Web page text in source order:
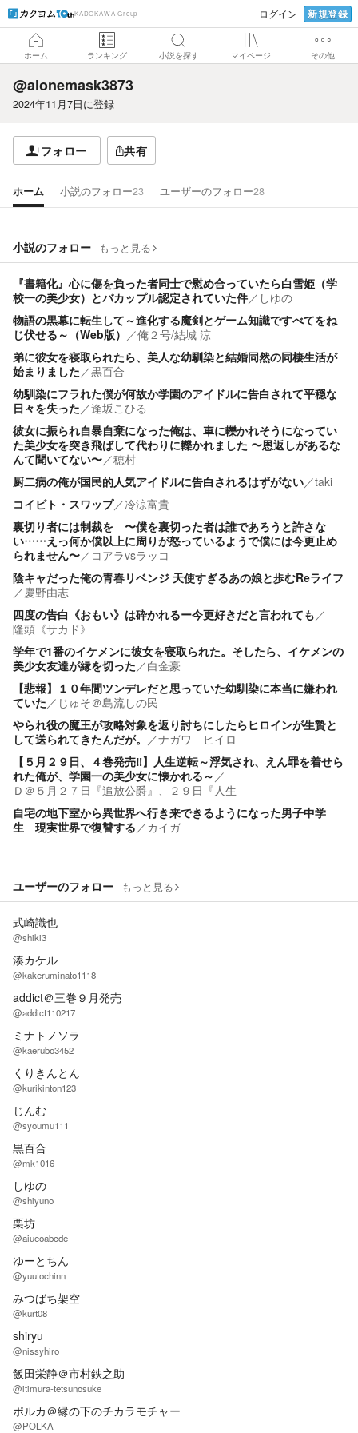
KADOKAWA Group ログイン 新規登録
ホーム ランキング 小説を探す マイページ その他
@alonemask3873
2024年11月7日に登録
フォロー 共有
ホーム 小説のフォロー23 ユーザーのフォロー28
小説のフォロー もっと見る
『書籍化』心に傷を負った者同士で慰め合っていたら白雪姫（学
校一の美少女）とバカップル認定されていた件／ しゆの
物語の黒幕に転生して～進化する魔剣とゲーム知識ですべてをね
じ伏せる～（Web版） ／俺２号/結城 涼
弟に彼女を寝取られたら、美人な幼馴染と結婚同然の同棲生活が
始まりました／黒百合
幼馴染にフラれた僕が何故か学園のアイドルに告白されて平穏な
日々を失った／逢坂こひる
彼女に振られ自暴自棄になった俺は、車に轢かれそうになってい
た美少女を突き飛ばして代わりに轢かれました 〜恩返しがあるな
んて聞いてない〜／穂村
厨二病の俺が国民的人気アイドルに告白されるはずがない／taki
コイビト・スワップ／冷涼富貴
裏切り者には制裁を 〜僕を裏切った者は誰であろうと許さな
い……えっ何か僕以上に周りが怒っているようで僕には今更止め
られません〜／ コアラvsラッコ
陰キャだった俺の青春リベンジ 天使すぎるあの娘と歩むReライフ
／慶野由志
四度の告白《おもい》は砕かれるー今更好きだと言われても／
隆頭《サカド》
学年で1番のイケメンに彼女を寝取られた。そしたら、イケメンの
美少女友達が縁を切った／白金豪
【悲報】１０年間ツンデレだと思っていた幼馴染に本当に嫌われ
ていた／ じゅそ＠島流しの民
やられ役の魔王が攻略対象を返り討ちにしたらヒロインが生贄と
して送られてきたんだが。 ／ナガワ ヒイロ
【５月２９日、４巻発売‼】人生逆転～浮気され、えん罪を着せら
れた俺が、学園一の美少女に懐かれる～ ／
Ｄ＠５月２７日『追放公爵』、２９日『人生
自宅の地下室から異世界へ行き来できるようになった男子中学
生 現実世界で復讐する／カイガ
ユーザーのフォロー もっと見る
式崎識也
@shiki3
湊カケル
@kakeruminato1118
addict＠三巻９月発売
@addict110217
ミナトノソラ
@kaerubo3452
くりきんとん
@kurikinton123
じんむ
@syoumu111
黒百合
@mk1016
しゆの
@shiyuno
栗坊
@aiueoabcde
ゆーとちん
@yuutochinn
みつばち架空
@kurt08
shiryu
@nissyhiro
飯田栄静＠市村鉄之助
@itimura-tetsunosuke
ポルカ＠縁の下のチカラモチャー
@POLKA